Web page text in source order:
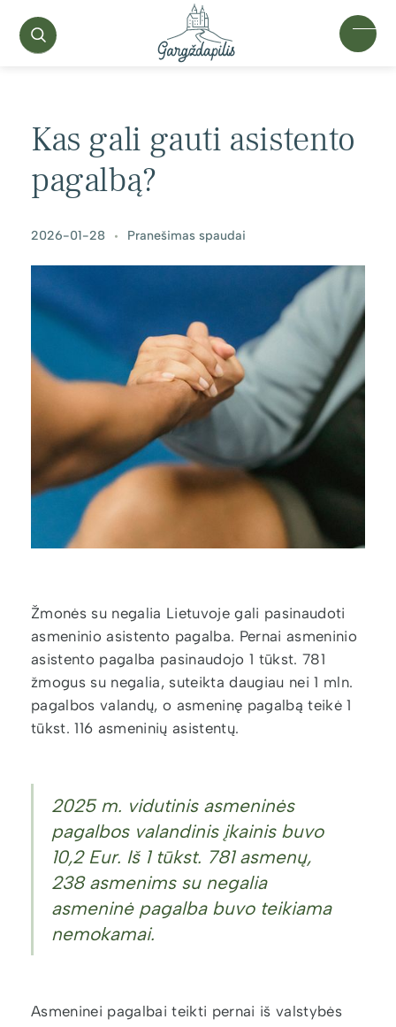
Kas gali gauti asistento
pagalbą?
2026-01-28 • Pranešimas spaudai
Žmonės su negalia Lietuvoje gali pasinaudoti
asmeninio asistento pagalba. Pernai asmeninio
asistento pagalba pasinaudojo 1 tūkst. 781
žmogus su negalia, suteikta daugiau nei 1 mln.
pagalbos valandų, o asmeninę pagalbą teikė 1
tūkst. 116 asmeninių asistentų.
2025 m. vidutinis asmeninės
pagalbos valandinis įkainis buvo
10,2 Eur. Iš 1 tūkst. 781 asmenų,
238 asmenims su negalia
asmeninė pagalba buvo teikiama
nemokamai.
Asmeninei pagalbai teikti pernai iš valstybės